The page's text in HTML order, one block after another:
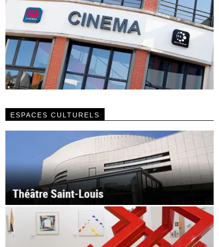
ESPACES CULTURELS